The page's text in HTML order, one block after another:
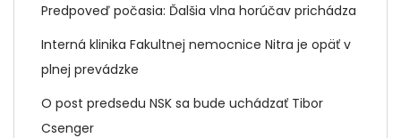
Predpoveď počasia: Ďalšia vlna horúčav prichádza
Interná klinika Fakultnej nemocnice Nitra je opäť v
plnej prevádzke
O post predsedu NSK sa bude uchádzať Tibor
Csenger